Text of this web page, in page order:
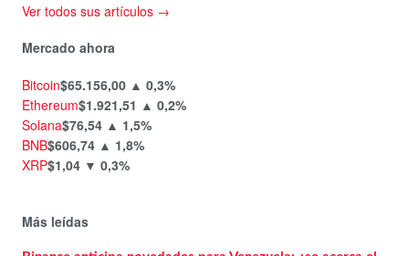
Ver todos sus artículos →
Mercado ahora
Bitcoin$65.156,00 ▲ 0,3%
Ethereum$1.921,51 ▲ 0,2%
Solana$76,54 ▲ 1,5%
BNB$606,74 ▲ 1,8%
XRP$1,04 ▼ 0,3%
Más leídas